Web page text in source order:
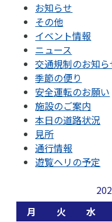
お知らせ
その他
イベント情報
ニュース
交通規制のお知ら
季節の便り
安全運転のお願い
施設のご案内
本日の道路状況
見所
通行情報
遊覧ヘリの予定
月
火 水